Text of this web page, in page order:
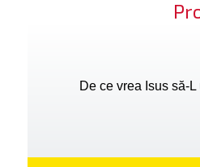
De ce vrea Isus să-L